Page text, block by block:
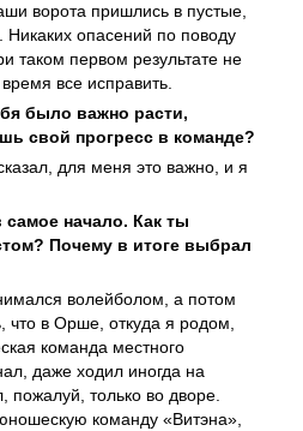
ворота пришлись в пустые,
опасений по поводу
таком первом результате не
все исправить.
было важно расти,
свой прогресс в команде?
для меня это важно, и я
начало. Как ты
Почему в итоге выбрал
волейболом, а потом
что в Орше, откуда я родом,
команда местного
даже ходил иногда на
пожалуй, только во дворе.
команду «Витэна»,